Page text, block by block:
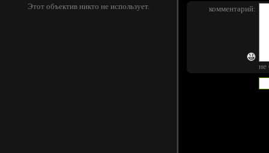
Этот объектив никто не использует. комментарий:
не